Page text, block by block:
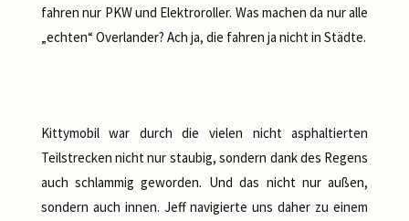
fahren nur PKW und Elektroroller. Was machen da nur alle
„echten“ Overlander? Ach ja, die fahren ja nicht in Städte.
Kittymobil war durch die vielen nicht asphaltierten
Teilstrecken nicht nur staubig, sondern dank des Regens
auch schlammig geworden. Und das nicht nur außen,
sondern auch innen. Jeff navigierte uns daher zu einem